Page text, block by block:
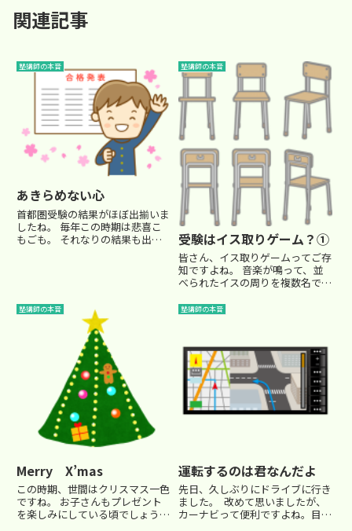
関連記事
塾講師の本音
あきらめない心
首都圏受験の結果がほぼ出揃いま
したね。 毎年この時期は悲喜こ
もごも。 それなりの結果も出ま
涙あり笑いありとなりました...
塾講師の本音
受験はイス取りゲーム？①
皆さん、イス取りゲームってご存
知ですよね。 音楽が鳴って、並
べられたイスの周りを複数名でぐ
でも、人数よりイスの数が少ない
ば、座れない人も出てしまう。 ...
塾講師の本音
Merry X’mas
この時期、世間はクリスマス一色
ですね。 お子さんもプレゼント
を楽しみにしている頃でしょうか
塾講師の本音
運転するのは君なんだよ
先日、久しぶりにドライブに行き
ました。 改めて思いましたが、
カーナビって便利ですよね。目的